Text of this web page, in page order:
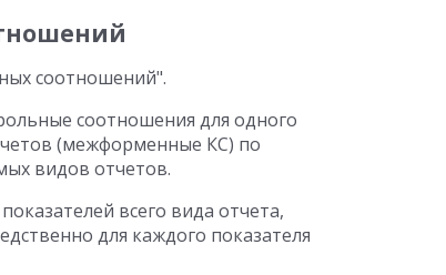
соотношений".
соотношения для одного
(межформенные КС) по
видов отчетов.
всего вида отчета,
для каждого показателя